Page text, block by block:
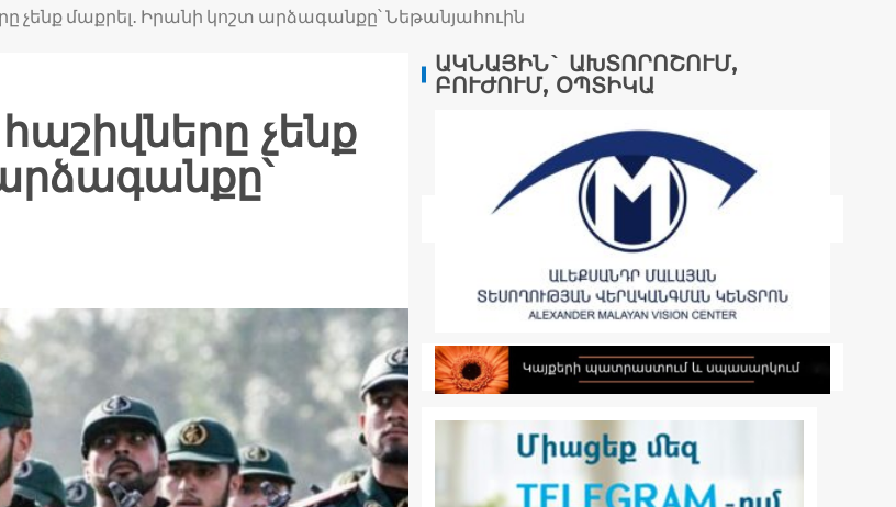
չենք մաքրել․ Իրանի կոշտ արձագանքը՝ Նեթանյահուին
չենք
ԱԿՆԱՅԻՆ` ԱԽՏՈՐՈՇՈՒՄ,
ԲՈՒԺՈՒՄ, ՕՊՏԻԿԱ